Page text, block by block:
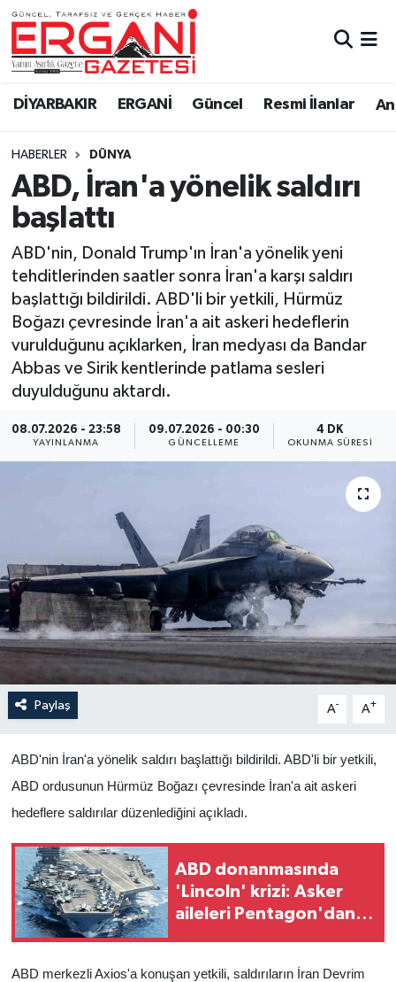
DİYARBAKIR ERGANİ Güncel Resmi İlanlar
HABERLER DÜNYA
ABD, İran'a yönelik saldırı
başlattı
ABD'nin, Donald Trump'ın İran'a yönelik yeni
tehditlerinden saatler sonra İran'a karşı saldırı
başlattığı bildirildi. ABD'li bir yetkili, Hürmüz
Boğazı çevresinde İran'a ait askeri hedeflerin
vurulduğunu açıklarken, İran medyası da Bandar
Abbas ve Sirik kentlerinde patlama sesleri
duyulduğunu aktardı.
08.07.2026 - 23:58
YAYINLANMA
09.07.2026 - 00:30
GÜNCELLEME
4 DK
OKUNMA SÜRESI
Paylaş A- A+
ABD'nin İran'a yönelik saldırı başlattığı bildirildi. ABD'li bir yetkili,
ABD ordusunun Hürmüz Boğazı çevresinde İran'a ait askeri
hedeflere saldırılar düzenlediğini açıkladı.
ABD donanmasında
'Lincoln' krizi: Asker
aileleri Pentagon'dan
ABD merkezli Axios'a konuşan yetkili, saldırıların İran Devrim
DİYARBAKIR
BİSMİL
BAĞLAR
ERGANİ
Güncel
Eği̇ti̇m
Resmi İlanlar
Sağlık
Si̇yaset
Spor
Yaşam
Bi̇li̇m & Teknoloji̇
Dünya
Eği̇ti̇m
Ergani Nöbetçi Eczaneler
Ergani Hava Durumu
Ergani Trafik Yoğunluk Haritası
Süper Lig Puan Durumu ve Fikstür
Tüm Manşetler
Son Dakika Haberleri
Haber Arşivi